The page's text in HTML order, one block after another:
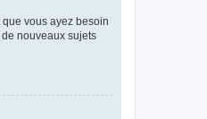
vous ayez besoin
nouveaux sujets